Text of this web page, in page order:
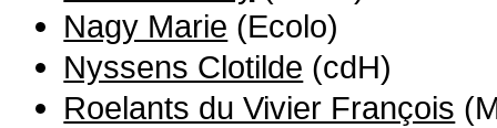
Nagy Marie (Ecolo)
Nyssens Clotilde (cdH)
Roelants du Vivier François